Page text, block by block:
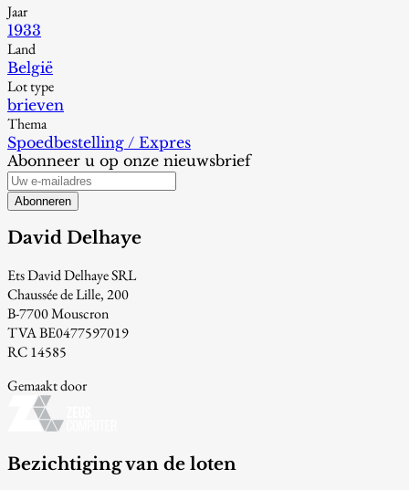
Jaar
1933
Land
België
Lot type
brieven
Thema
Spoedbestelling / Expres
Abonneer u op onze nieuwsbrief
Abonneren
David Delhaye
Ets David Delhaye SRL
Chaussée de Lille, 200
B-7700 Mouscron
TVA BE0477597019
RC 14585
Gemaakt door
Bezichtiging van de loten